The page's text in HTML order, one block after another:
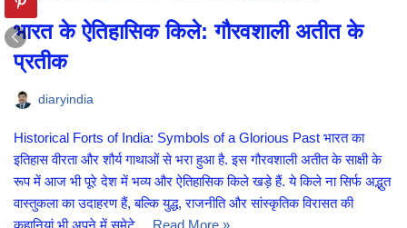
भारत के ऐतिहासिक किले: गौरवशाली अतीत के
प्रतीक
diaryindia
Historical Forts of India: Symbols of a Glorious Past भारत का
इतिहास वीरता और शौर्य गाथाओं से भरा हुआ है. इस गौरवशाली अतीत के साक्षी के
रूप में आज भी पूरे देश में भव्य और ऐतिहासिक किले खड़े हैं. ये किले ना सिर्फ अद्भुत
वास्तुकला का उदाहरण हैं, बल्कि युद्ध, राजनीति और सांस्कृतिक विरासत की
कहानियां भी अपने में समेटे… Read More »